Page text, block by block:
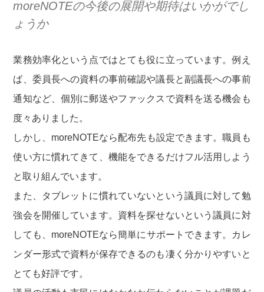
moreNOTEの今後の展開や期待はいかがでし
ょうか
業務効率化という点ではとても役に立っています。例え
ば、委員長への資料の事前確認や議長と副議長への事前
通知など、個別に郵送やファックスで資料を送る機会も
度々ありました。
しかし、moreNOTEなら配布先も設定できます。職員も
使い方に慣れてきて、機能をできるだけフル活用しよう
と取り組んでいます。
また、タブレットに慣れていないという議員に対して勉
強会を開催しています。資料を探せないという議員に対
しても、moreNOTEなら簡単にサポートできます。カレ
ンダー形式で資料が保存できるのも凄く分かりやすいと
とても好評です。